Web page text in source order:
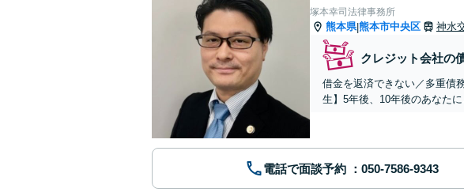
塚本幸司法律事務所
熊本県|熊本市中央区 神水
クレジット会社の
借金を返済できない／多重債
生】5年後、10年後のあなた
電話で面談予約